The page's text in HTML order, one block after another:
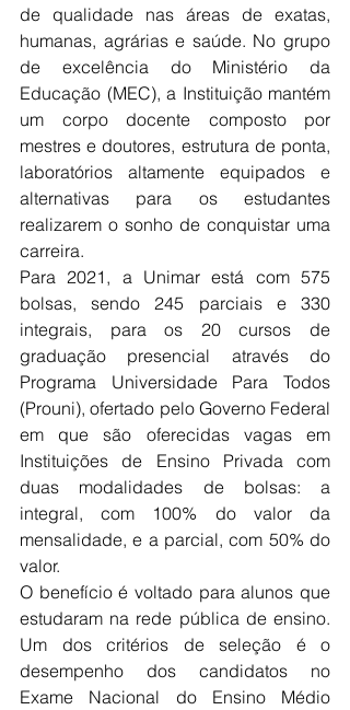
de qualidade nas áreas de exatas,
humanas, agrárias e saúde. No grupo
de excelência do Ministério da
Educação (MEC), a Instituição mantém
um corpo docente composto por
mestres e doutores, estrutura de ponta,
laboratórios altamente equipados e
alternativas para os estudantes
realizarem o sonho de conquistar uma
carreira.
Para 2021, a Unimar está com 575
bolsas, sendo 245 parciais e 330
integrais, para os 20 cursos de
graduação presencial através do
Programa Universidade Para Todos
(Prouni), ofertado pelo Governo Federal
em que são oferecidas vagas em
Instituições de Ensino Privada com
duas modalidades de bolsas: a
integral, com 100% do valor da
mensalidade, e a parcial, com 50% do
valor.
O benefício é voltado para alunos que
estudaram na rede pública de ensino.
Um dos critérios de seleção é o
desempenho dos candidatos no
Exame Nacional do Ensino Médio